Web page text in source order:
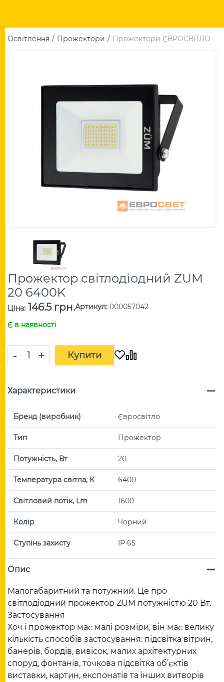
Освітлення Прожектори Прожектори ЄВРОСВІТЛО
Прожектор світлодіодний ZUM
20 6400K
Ціна: 146.5 грн.Артикул: 000057042
Є в наявності
- + Купити
Характеристики
Бренд (виробник) Євросвітло
Тип Прожектор
Потужність, Вт 20
Температура світла, К 6400
Світловий потік, Lm 1600
Колір Чорний
Ступінь захисту IP 65
Опис
Малогабаритний та потужний. Це про
світлодіодний прожектор ZUM потужністю 20 Вт.
Застосування
Хоч і прожектор має малі розміри, він має велику
кількість способів застосування: підсвітка вітрин,
банерів, бордів, вивісок, малих архітектурних
споруд, фонтанів, точкова підсвітка об’єктів
виставки, картин, експонатів та інших витворів